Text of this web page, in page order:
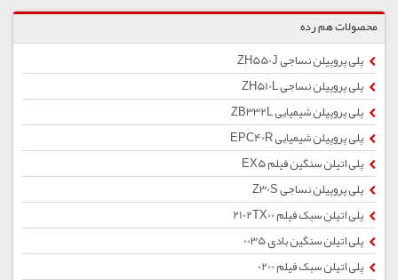
محصولات هم رده
پلی پروپیلن نساجی ZH550J
پلی پروپیلن نساجی ZH510L
پلی پروپیلن شیمیایی ZB332L
پلی پروپیلن شیمیایی EPC40R
پلی اتیلن سنگین فیلم EX5
پلی پروپیلن نساجی Z30S
پلی اتیلن سبک فیلم 2102TX00
پلی اتیلن سنگین بادی 0035
پلی اتیلن سبک فیلم 0200